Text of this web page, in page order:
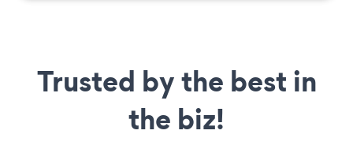
Trusted by the best in
the biz!